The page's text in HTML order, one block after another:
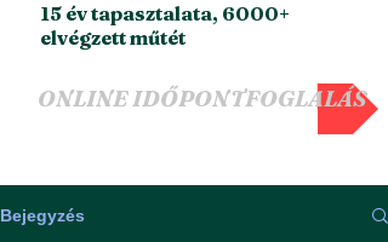
ONLINE IDŐPONTFOGLALÁS
15 év tapasztalata, 6000+
elvégzett műtét
Bejegyzés